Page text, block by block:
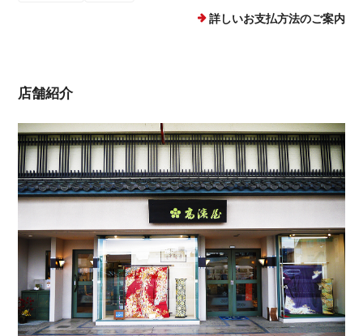
詳しいお支払方法のご案内
店舗紹介